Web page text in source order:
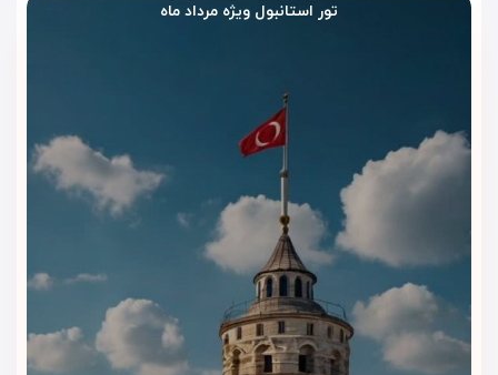
چرا هتل نوا پلازا کریستال استانبول را
با ویداگشت رزرو کنیم؟
انتخاب یک هتل مناسب در استانبول می‌تواند کیفیت سفر شما را
به‌طور کامل تغییر دهد.
Plaza Crystal Hotel Istanbul) با موقعیت عالی در نزدیکی میدان
تقسیم، اتاق‌های مدرن، استخر سرپوشیده، مرکز اسپا، رستوران‌های
تور استانبول ویژه مرداد ماه